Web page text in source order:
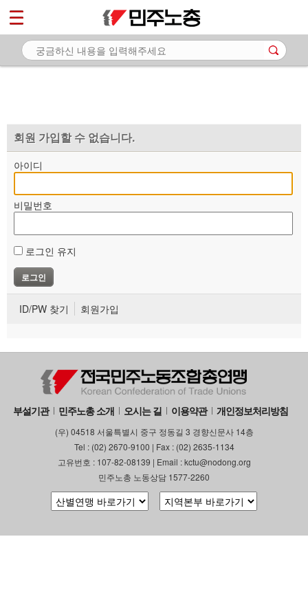
회원 가입할 수 없습니다.
아이디
비밀번호
로그인 유지
ID/PW 찾기 회원가입
부설기관 민주노총 소개 오시는 길 이용약관 개인정보처리방침
(우) 04518 서울특별시 중구 정동길 3 경향신문사 14층
Tel : (02) 2670-9100 | Fax : (02) 2635-1134
고유번호 : 107-82-08139 | Email : kctu@nodong.org
민주노총 노동상담 1577-2260
마이페이지
소개
자료
부설기관